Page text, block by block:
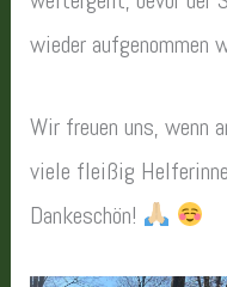
wieder aufgenommen
Wir freuen uns, wenn
viele fleißig
Dankeschön!